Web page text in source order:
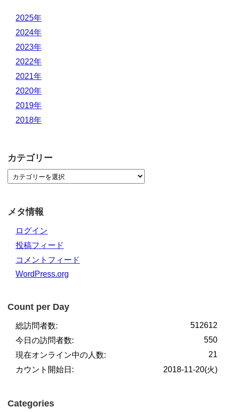
2025年
2024年
2023年
2022年
2021年
2020年
2019年
2018年
カテゴリー
メタ情報
ログイン
投稿フィード
コメントフィード
WordPress.org
Count per Day
512612
総訪問者数:
550
今日の訪問者数:
21
現在オンライン中の人数:
2018-11-20(火)
カウント開始日:
Categories